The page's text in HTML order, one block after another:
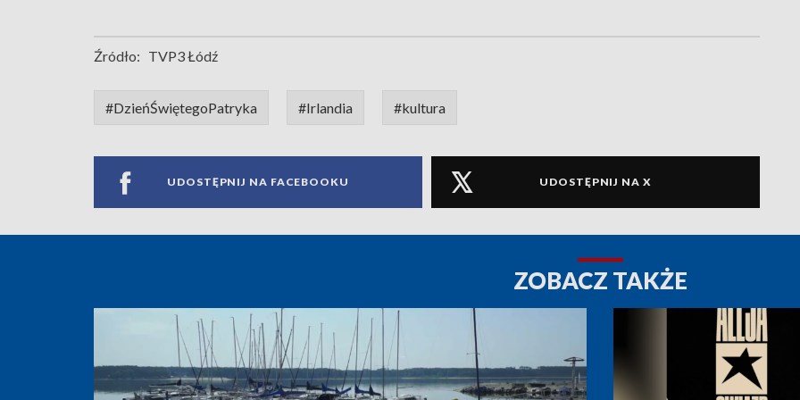
Źródło: TVP3 Łódź
#DzieńŚwiętegoPatryka #Irlandia #kultura
UDOSTĘPNIJ NA FACEBOOKU UDOSTĘPNIJ NA X
ZOBACZ TAKŻE